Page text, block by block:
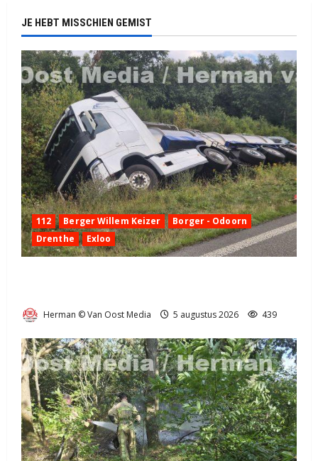
JE HEBT MISSCHIEN GEMIST
112 Berger Willem Keizer
Borger - Odoorn
Drenthe
Exloo
Herman © Van Oost Media 5 augustus 2026 439